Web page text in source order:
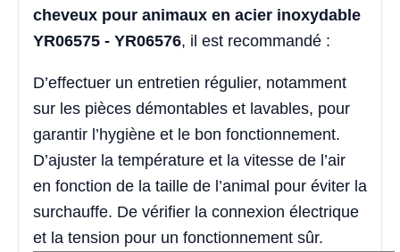
cheveux pour animaux en acier inoxydable
YR06575 - YR06576, il est recommandé :
D’effectuer un entretien régulier, notamment
sur les pièces démontables et lavables, pour
garantir l’hygiène et le bon fonctionnement.
D’ajuster la température et la vitesse de l’air
en fonction de la taille de l’animal pour éviter la
surchauffe. De vérifier la connexion électrique
et la tension pour un fonctionnement sûr.